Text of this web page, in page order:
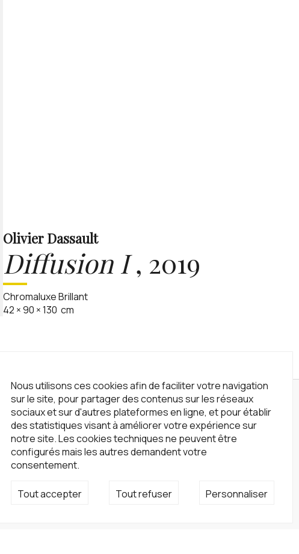
Nous utilisons ces cookies afin de faciliter votre navigation
sur le site, pour partager des contenus sur les réseaux
sociaux et sur d'autres plateformes en ligne, et pour établir
des statistiques visant à améliorer votre expérience sur
notre site. Les cookies techniques ne peuvent être
configurés mais les autres demandent votre
consentement.
Tout accepter Tout refuser Personnaliser
Olivier Dassault
Diffusion I, 2019
Chromaluxe Brillant
42 ×90 ×130 cm
Newsletter
Inscrivez-vous à notre newsletter !
S'inscrire
Réseaux sociaux